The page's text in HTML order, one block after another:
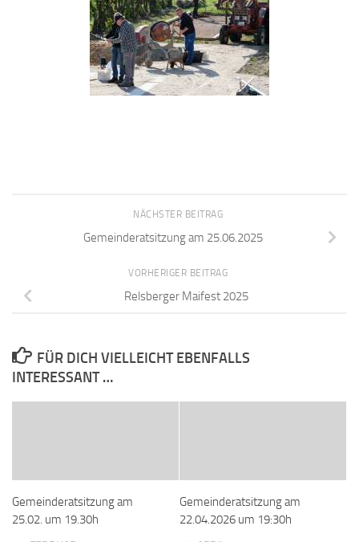
NÄCHSTER BEITRAG
Gemeinderatsitzung am 25.06.2025
VORHERIGER BEITRAG
Relsberger Maifest 2025
FÜR DICH VIELLEICHT EBENFALLS
INTERESSANT …
Gemeinderatsitzung am
25.02. um 19.30h
Gemeinderatsitzung am
22.04.2026 um 19:30h